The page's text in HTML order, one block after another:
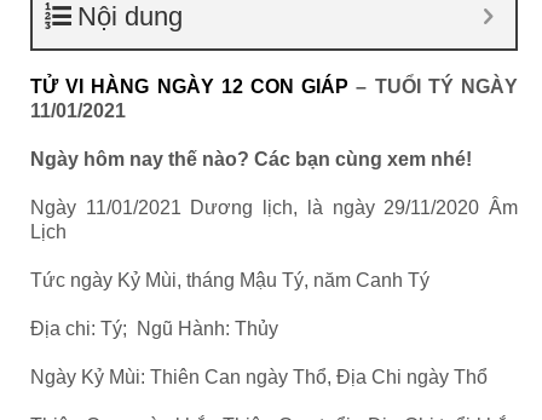
Nội dung
TỬ VI HÀNG NGÀY 12 CON GIÁP – TUỔI TÝ NGÀY
11/01/2021
Ngày hôm nay thế nào? Các bạn cùng xem nhé!
Ngày 11/01/2021 Dương lịch, là ngày 29/11/2020 Âm
Lịch
Tức ngày Kỷ Mùi, tháng Mậu Tý, năm Canh Tý
Địa chi: Tý; Ngũ Hành: Thủy
Ngày Kỷ Mùi: Thiên Can ngày Thổ, Địa Chi ngày Thổ